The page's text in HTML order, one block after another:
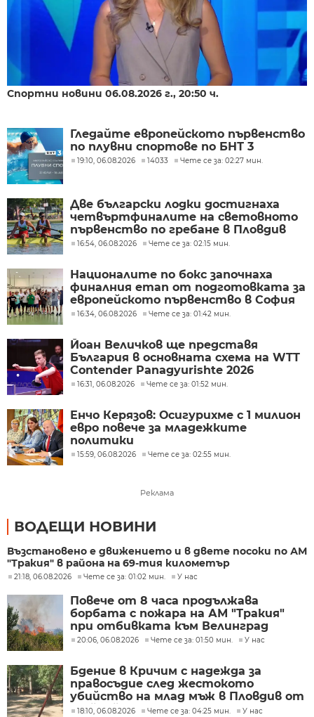
Спортни новини 06.08.2026 г., 20:50 ч.
Гледайте европейското първенство
по плувни спортове по БНТ 3
19:10, 06.08.2026 14033 Чете се за: 02:27 мин.
Две български лодки достигнаха
четвъртфиналите на световното
първенство по гребане в Пловдив
16:54, 06.08.2026 Чете се за: 02:15 мин.
Националите по бокс започнаха
финалния етап от подготовката за
европейското първенство в София
16:34, 06.08.2026 Чете се за: 01:42 мин.
Йоан Величков ще представя
България в основната схема на WTT
Contender Panagyurishte 2026
16:31, 06.08.2026 Чете се за: 01:52 мин.
Енчо Керязов: Осигурихме с 1 милион
евро повече за младежките
политики
15:59, 06.08.2026 Чете се за: 02:55 мин.
Реклама
ВОДЕЩИ НОВИНИ
Възстановено е движението и в двете посоки по АМ
"Тракия" в района на 69-тия километър
21:18, 06.08.2026 Чете се за: 01:02 мин. У нас
Повече от 8 часа продължава
борбата с пожара на АМ "Тракия"
при отбивката към Велинград
20:06, 06.08.2026 Чете се за: 01:50 мин. У нас
Бдение в Кричим с надежда за
правосъдие след жестокото
убийство на млад мъж в Пловдив от
тийнейджъри
18:10, 06.08.2026 Чете се за: 04:25 мин. У нас